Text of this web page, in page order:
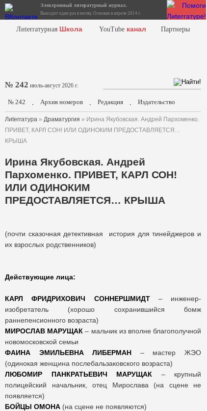
Электронный литературный журнал.
Выходит один раз в месяц. Основан в апреле 2014 г.
Лиterraтурная Школа YouTube канал Партнеры
№ 242 июль-август 2026 г.
№ 242 . Архив номеров . Редакция . Издательство
Лиterraтура » Драматургия » Ирина Якубовская. Андрей Пархоменко.
ПРИВЕТ, КАРЛ СОН! ИЛИ ОДИНОКИМ ПРЕДОСТАВЛЯЕТСЯ…
КРЫША
Ирина Якубовская. Андрей
Пархоменко. ПРИВЕТ, КАРЛ СОН!
ИЛИ ОДИНОКИМ
ПРЕДОСТАВЛЯЕТСЯ… КРЫША
(почти сказочная детективная история для тинейджеров и
их взрослых родственников)
Действующие лица:
КАРЛ ФРИДРИХОВИЧ СОННЕРШМИДТ – инженер-
изобретатель (хорошо сохранившийся бомж
раннепенсионного возраста)
МИРОСЛАВ МАРУЩАК– мальчик из вполне благополучной
новомосковской семьи
ФАИНА ЭМИЛЬЕВНА ЛИБЕРМАН – мастер ЖЭО
(одинокая женщина послебальзаковского возраста)
ЛЮБОМИР ПАНКРАТЬЕВИЧ МАРУЩАК – крупный
полицейский начальник, отец Мирослава (на сцене не
появляется)
БОЙЦЫ ОМОНА (на сцене не появляются)